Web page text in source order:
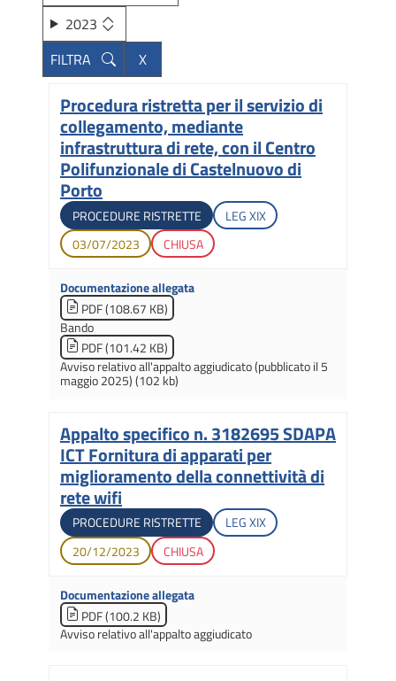
2023
Titolo
Procedura ristretta per il servizio di
collegamento, mediante
infrastruttura di rete, con il Centro
Polifunzionale di Castelnuovo di
Porto
Tipologia di gara
PROCEDURE RISTRETTE Legislatura di apertura
LEGXIX
Data di apertura
03/07/2023 Stato gara
CHIUSA
Documentazione allegata
PDF (108.67 KB)
Bando
PDF (101.42 KB)
Avviso relativo all'appalto aggiudicato (pubblicato il 5
maggio 2025) (102 kb)
Titolo
Appalto specifico n. 3182695 SDAPA
ICT Fornitura di apparati per
miglioramento della connettività di
rete wifi
Tipologia di gara
PROCEDURE RISTRETTE Legislatura di apertura
LEGXIX
Data di apertura
20/12/2023 Stato gara
CHIUSA
Documentazione allegata
PDF (100.2 KB)
Avviso relativo all'appalto aggiudicato